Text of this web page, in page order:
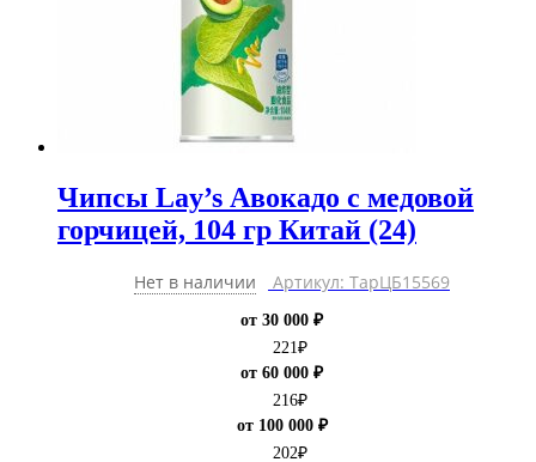
Чипсы Lay’s Авокадо с медовой
горчицей, 104 гр Китай (24)
Нет в наличии Артикул: ТарЦБ15569
от 30 000 ₽
221 ₽
от 60 000 ₽
216₽
от 100 000 ₽
202₽